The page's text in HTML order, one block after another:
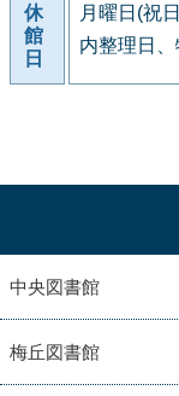
休
館
日
月曜日(祝
内整理日
中央図書館
梅丘図書館